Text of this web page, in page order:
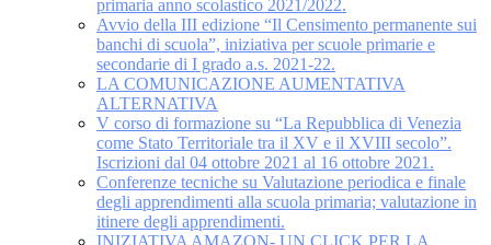
primaria anno scolastico 2021/2022.
Avvio della III edizione “Il Censimento permanente sui
banchi di scuola”, iniziativa per scuole primarie e
secondarie di I grado a.s. 2021-22.
LA COMUNICAZIONE AUMENTATIVA
ALTERNATIVA
V corso di formazione su “La Repubblica di Venezia
come Stato Territoriale tra il XV e il XVIII secolo”.
Iscrizioni dal 04 ottobre 2021 al 16 ottobre 2021.
Conferenze tecniche su Valutazione periodica e finale
degli apprendimenti alla scuola primaria; valutazione in
itinere degli apprendimenti.